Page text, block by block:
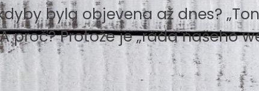
byla objevena až dnes?
proč? Protože je „rada našeho